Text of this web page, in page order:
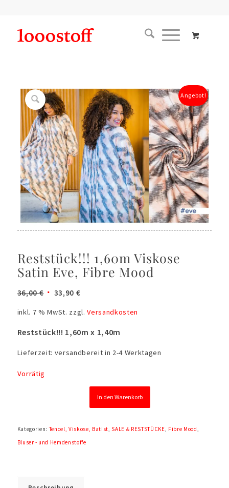
Angebot!
Reststück!!! 1,60m Viskose
Satin Eve, Fibre Mood
36,00€ Ursprünglicher
war:
36,00 €
33,90 €Aktueller
ist:
33,90 €.
inkl. 7 % MwSt. zzgl.Versandkosten
Reststück!!! 1,60m x 1,40m
Lieferzeit: versandbereit in 2-4 Werktagen
Vorrätig
In den Warenkorb
Kategorien:Tencel, Viskose, Batist, SALE & RESTSTÜCKE, Fibre Mood,
Blusen- und Hemdenstoffe